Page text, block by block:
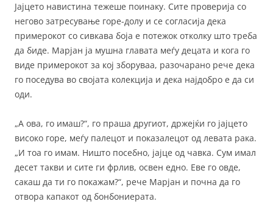
Јајцето навистина тежеше поинаку. Сите проверија со
негово затресување горе-долу и се согласија дека
примерокот со сивкава боја е потежок отколку што треба
да биде. Марјан ја мушна главата меѓу децата и кога го
виде примерокот за кој зборуваа, разочарано рече дека
го поседува во својата колекција и дека најдобро е да си
оди.
„А ова, го имаш?“, го праша другиот, држејќи го јајцето
високо горе, меѓу палецот и показалецот од левата рака.
„И тоа го имам. Ништо посебно, јајце од чавка. Сум имал
десет такви и сите ги фрлив, освен едно. Еве го овде,
сакаш да ти го покажам?“, рече Марјан и почна да го
отвора капакот од бонбониерата.